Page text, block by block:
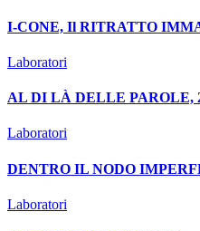
I-CONE, Il RITRATTO
Laboratori
AL DI LÀ DELLE PAROLE,
Laboratori
DENTRO IL NODO
Laboratori